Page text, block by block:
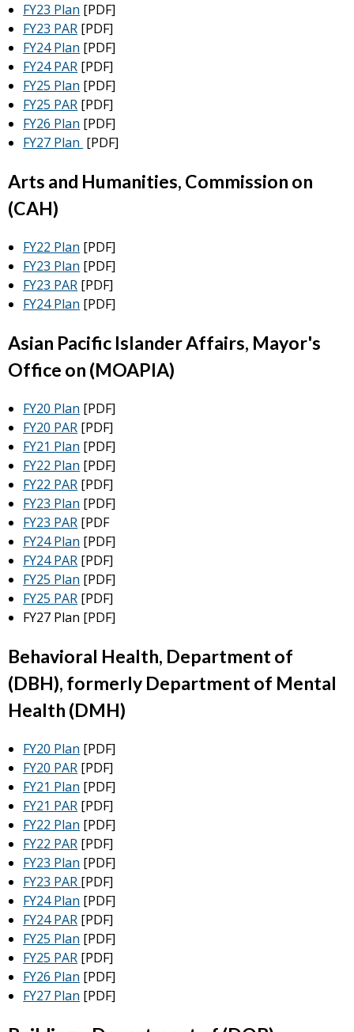
FY23 Plan [PDF]
FY23 PAR [PDF]
FY24 Plan [PDF]
FY24 PAR [PDF]
FY25 Plan [PDF]
FY25 PAR [PDF]
FY26 Plan [PDF]
FY27 Plan [PDF]
Arts and Humanities, Commission on
(CAH)
FY22 Plan [PDF]
FY23 Plan [PDF]
FY23 PAR [PDF]
FY24 Plan [PDF]
Asian Pacific Islander Affairs, Mayor's
Office on (MOAPIA)
FY20 Plan [PDF]
FY20 PAR [PDF]
FY21 Plan [PDF]
FY22 Plan [PDF]
FY22 PAR [PDF]
FY23 Plan [PDF]
FY23 PAR [PDF
FY24 Plan [PDF]
FY24 PAR [PDF]
FY25 Plan [PDF]
FY25 PAR [PDF]
FY27 Plan [PDF]
Behavioral Health, Department of
(DBH), formerly Department of Mental
Health (DMH)
FY20 Plan [PDF]
FY20 PAR [PDF]
FY21 Plan [PDF]
FY21 PAR [PDF]
FY22 Plan [PDF]
FY22 PAR [PDF]
FY23 Plan [PDF]
FY23 PAR [PDF]
FY24 Plan [PDF]
FY24 PAR [PDF]
FY25 Plan [PDF]
FY25 PAR [PDF]
FY26 Plan [PDF]
FY27 Plan [PDF]